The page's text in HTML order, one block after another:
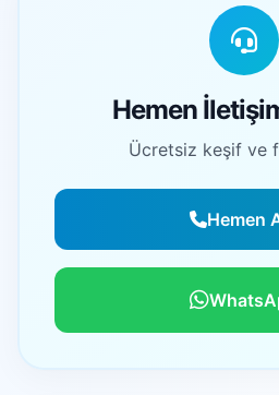
Hemen
Ücretsiz keşif ve
Hemen